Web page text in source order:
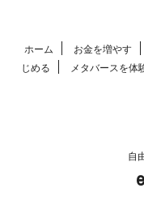
ホーム お金を増やす
じめる
メタバースを体
自